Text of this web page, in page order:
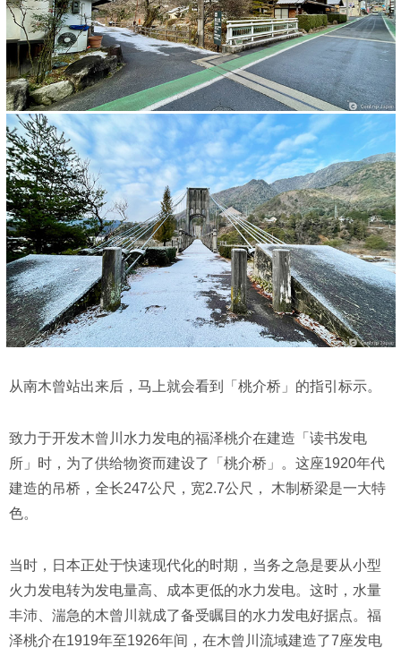
从南木曾站出来后，马上就会看到「桃介桥」的指引标示。
致力于开发木曾川水力发电的福泽桃介在建造「读书发电
所」时，为了供给物资而建设了「桃介桥」。这座1920年代
建造的吊桥，全长247公尺，宽2.7公尺， 木制桥梁是一大特
色。
当时，日本正处于快速现代化的时期，当务之急是要从小型
火力发电转为发电量高、成本更低的水力发电。这时，水量
丰沛、湍急的木曾川就成了备受瞩目的水力发电好据点。福
泽桃介在1919年至1926年间，在木曾川流域建造了7座发电